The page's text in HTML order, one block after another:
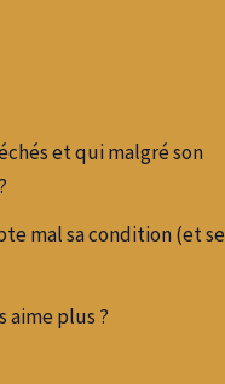
et qui malgré son
mal sa condition (et se
aime plus ?